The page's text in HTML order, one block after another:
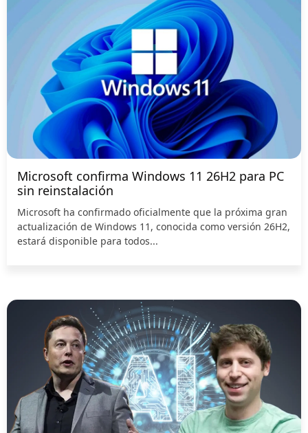
Microsoft confirma Windows 11 26H2 para PC
sin reinstalación
Microsoft ha confirmado oficialmente que la próxima gran
actualización de Windows 11, conocida como versión 26H2,
estará disponible para todos...